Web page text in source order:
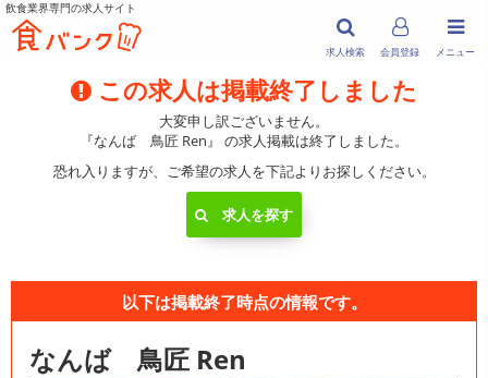
飲食業界専門の求人サイト
メニュー
求人検索 会員登録
この求人は掲載終了しました
大変申し訳ございません。
『なんば 鳥匠 Ren』 の求人掲載は終了しました。
恐れ入りますが、ご希望の求人を下記よりお探しください。
求人を探す
以下は掲載終了時点の情報です。
なんば 鳥匠 Ren